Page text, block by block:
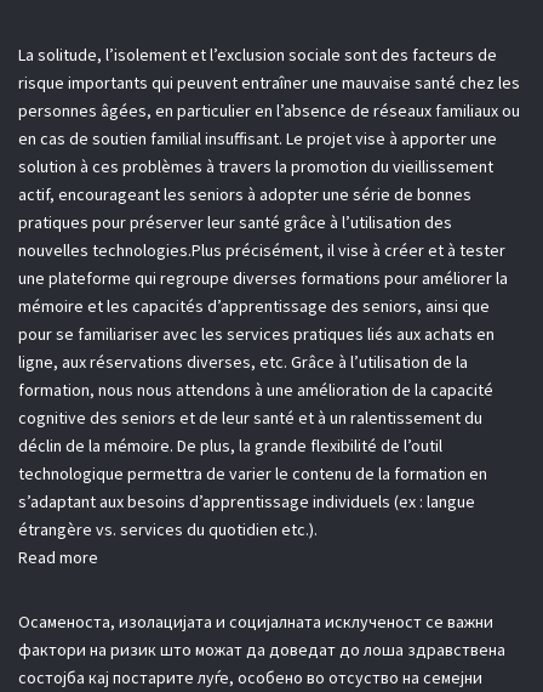
La solitude, l’isolement et l’exclusion sociale sont des facteurs de
risque importants qui peuvent entraîner une mauvaise santé chez les
personnes âgées, en particulier en l’absence de réseaux familiaux ou
en cas de soutien familial insuffisant. Le projet vise à apporter une
solution à ces problèmes à travers la promotion du vieillissement
actif, encourageant les seniors à adopter une série de bonnes
pratiques pour préserver leur santé grâce à l’utilisation des
nouvelles technologies.Plus précisément, il vise à créer et à tester
une plateforme qui regroupe diverses formations pour améliorer la
mémoire et les capacités d’apprentissage des seniors, ainsi que
pour se familiariser avec les services pratiques liés aux achats en
ligne, aux réservations diverses, etc. Grâce à l’utilisation de la
formation, nous nous attendons à une amélioration de la capacité
cognitive des seniors et de leur santé et à un ralentissement du
déclin de la mémoire. De plus, la grande flexibilité de l’outil
technologique permettra de varier le contenu de la formation en
s’adaptant aux besoins d’apprentissage individuels (ex : langue
étrangère vs. services du quotidien etc.).
Read more
Осаменоста, изолацијата и социјалната исклученост се важни
фактори на ризик што можат да доведат до лоша здравствена
состојба кај постарите луѓе, особено во отсуство на семејни